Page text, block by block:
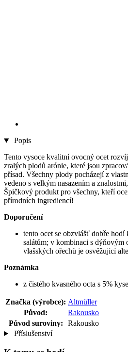
Popis
Tento vysoce kvalitní ovocný ocet
zralých plodů arónie, které jsou
přísad. Všechny plody pocházejí z
vedeno s velkým nasazením a
Špičkový produkt pro všechny, kteří
přírodních ingrediencí!
Doporučení
tento ocet se obzvlášť dobře
salátům; v kombinaci s dýňovým
vlašských ořechů je osvěžující
Poznámka
z čistého kvasného octa s 5%
Značka (výrobce): Altmüller
Původ:
Rakousko
Původ suroviny:
Rakousko
Příslušenství